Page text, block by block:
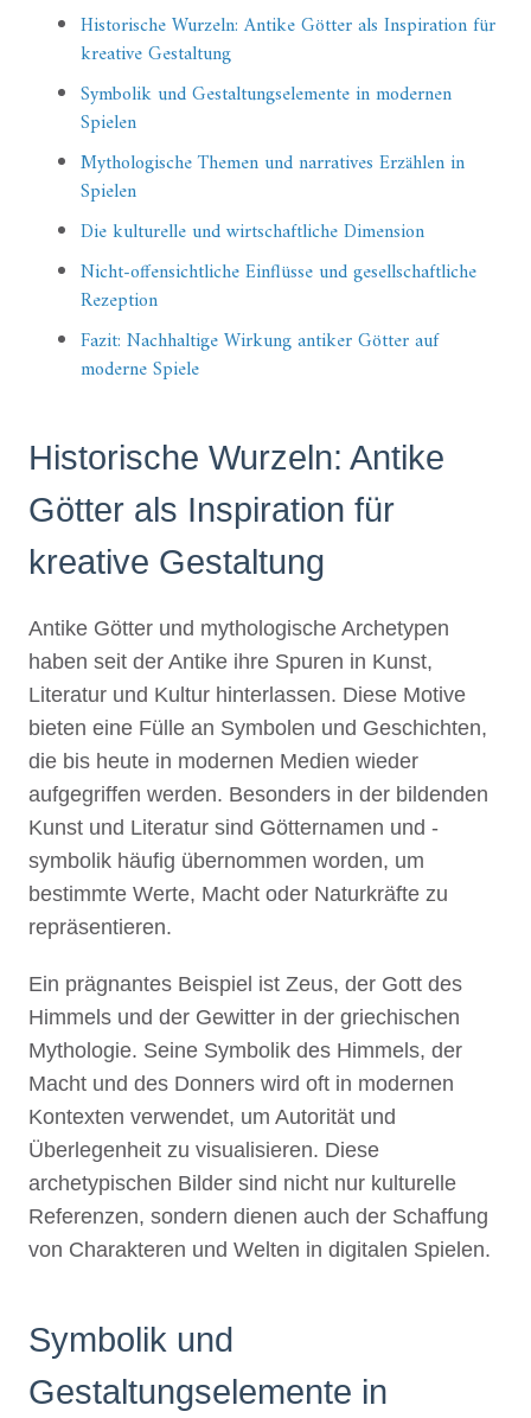
Historische Wurzeln: Antike Götter als Inspiration für
kreative Gestaltung
Symbolik und Gestaltungselemente in modernen
Spielen
Mythologische Themen und narratives Erzählen in
Spielen
Die kulturelle und wirtschaftliche Dimension
Nicht-offensichtliche Einflüsse und gesellschaftliche
Rezeption
Fazit: Nachhaltige Wirkung antiker Götter auf
moderne Spiele
Historische Wurzeln: Antike
Götter als Inspiration für
kreative Gestaltung
Antike Götter und mythologische Archetypen
haben seit der Antike ihre Spuren in Kunst,
Literatur und Kultur hinterlassen. Diese Motive
bieten eine Fülle an Symbolen und Geschichten,
die bis heute in modernen Medien wieder
aufgegriffen werden. Besonders in der bildenden
Kunst und Literatur sind Götternamen und -
symbolik häufig übernommen worden, um
bestimmte Werte, Macht oder Naturkräfte zu
repräsentieren.
Ein prägnantes Beispiel ist Zeus, der Gott des
Himmels und der Gewitter in der griechischen
Mythologie. Seine Symbolik des Himmels, der
Macht und des Donners wird oft in modernen
Kontexten verwendet, um Autorität und
Überlegenheit zu visualisieren. Diese
archetypischen Bilder sind nicht nur kulturelle
Referenzen, sondern dienen auch der Schaffung
von Charakteren und Welten in digitalen Spielen.
Symbolik und
Gestaltungselemente in